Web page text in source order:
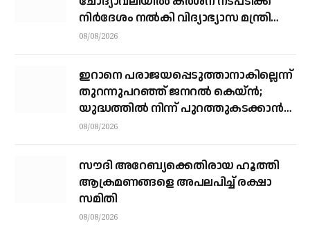
നിര്‍ദേശം നല്‍കി വിദ്യാഭ്യാസ മന്ത്രി
എന്‍ ഷംസുദ്ദീന്‍
08/08/2026
ഇറാനെ പരാജയപ്പെടുത്താനാകില്ലെന്ന്
തുറന്നുപറഞ്ഞ് ജനറല്‍ കെയ്ന്‍;
യുദ്ധത്തില്‍ നിന്ന് പുറത്തുകടക്കാന്‍
വഴികാണണമെന്നും ആവശ്യം
08/08/2026
സൗദി അറേബ്യക്കെതിരായ ഹൂത്തി
ആക്രമണങ്ങളെ അപലപിച്ച് രക്ഷാ
സമിതി
08/08/2026